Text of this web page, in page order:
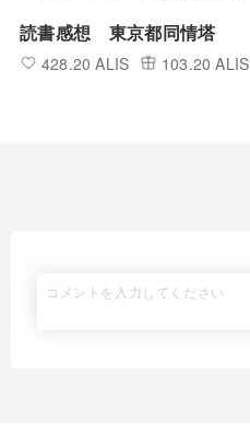
読書感想 東京都同情塔
428.20 ALIS 103.20 ALIS